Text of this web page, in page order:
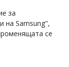
зa
нa Ѕаmѕung",
ce